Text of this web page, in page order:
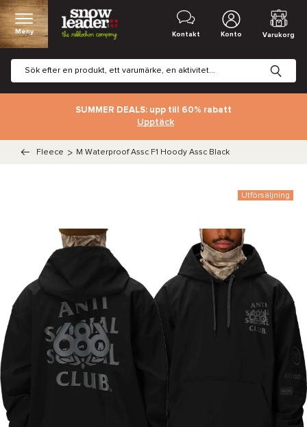
Meny Kontakt Konto Varukorg
SUMMER DEALS: upp till 60% rabatt
Upptäck
Fleece > M Waterproof Assc F1 Hoody Assc Black
Utförsäljning